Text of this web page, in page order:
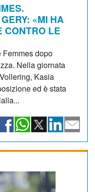
«MI HA
CONTRO LE
Femmes dopo
Nella giornata
Kasia
ed è stata